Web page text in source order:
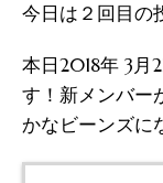
今日は２回目の
本日2018年 3月
す！新メンバー
かなビーンズに